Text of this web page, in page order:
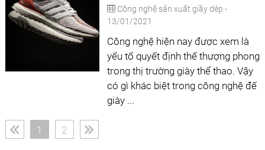
Công nghệ sản xuất giầy dép -
13/01/2021
Công nghệ hiện nay được xem là
yếu tố quyết định thế thượng phong
trong thị trường giày thể thao. Vậy
có gì khác biệt trong công nghệ đế
giày ...
1 (current)
2